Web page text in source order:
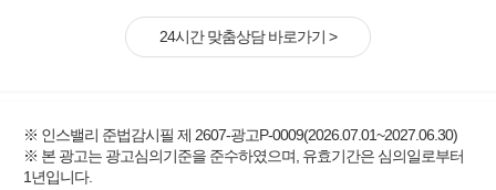
24시간 맞춤상담 바로가기 >
※ 인스밸리 준법감시필 제 2607-광고P-0009(2026.07.01~2027.06.30)
※ 본 광고는 광고심의기준을 준수하였으며, 유효기간은 심의일로부터
1년입니다.